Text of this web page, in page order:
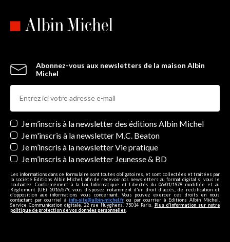
Abonnez-vous aux newsletters de la maison Albin
Michel
Newsletters
Je m’inscris à la newsletter des éditions Albin Michel
Je m'inscris à la newsletter M.C. Beaton
Je m’inscris à la newsletter Vie pratique
Je m’inscris à la newsletter Jeunesse & BD
Les informations dans ce formulaire sont toutes obligatoires, et sont collectées et traitées par
la société Editions Albin Michel, afin de recevoir nos newsletters au format digital si vous le
souhaitez. Conformément à la Loi Informatique et Libertés du 06/01/1978 modifiée et au
Règlement (UE) 2016/679, vous disposez notamment d'un droit d'accès, de rectification et
d’opposition aux informations vous concernant. Vous pouvez exercer ces droits en nous
contactant par courriel à info-site@albin-michel.fr ou par courrier à Editions Albin Michel,
Service Communication digitale, 22 rue Huyghens, 75014 Paris. Plus d’information sur notre
politique de protection de vos données personnelles